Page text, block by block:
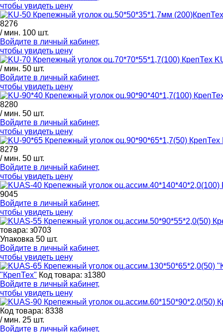
чтобы увидеть цену
8276
/ мин. 100 шт.
Войдите в личный кабинет,
чтобы увидеть цену
/ мин. 50 шт.
Войдите в личный кабинет,
чтобы увидеть цену
8280
/ мин. 50 шт.
Войдите в личный кабинет,
чтобы увидеть цену
8279
/ мин. 50 шт.
Войдите в личный кабинет,
чтобы увидеть цену
9045
Войдите в личный кабинет,
чтобы увидеть цену
товара: з0703
Упаковка 50 шт.
Войдите в личный кабинет,
чтобы увидеть цену
"КрепТех" Код товара: з1380
Войдите в личный кабинет,
чтобы увидеть цену
Код товара: 8338
/ мин. 25 шт.
Войдите в личный кабинет,